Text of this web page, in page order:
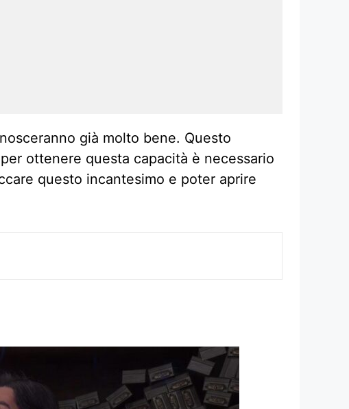
già molto bene. Questo
ottenere questa capacità è necessario
questo incantesimo e poter aprire